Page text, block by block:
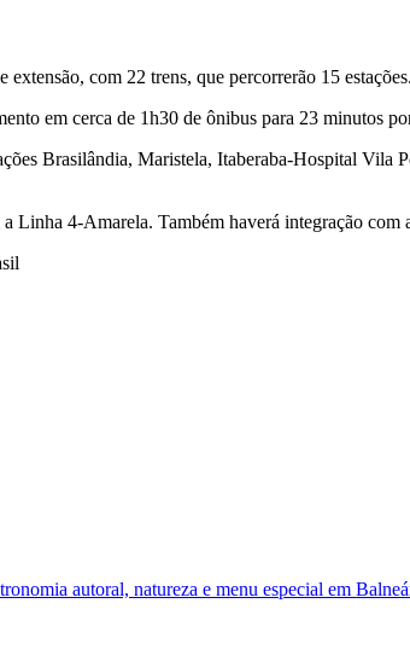
com 22 trens, que percorrerão 15 estações.
em cerca de 1h30 de ônibus para 23 minutos
Brasilândia, Maristela, Itaberaba-Hospital
Linha 4-Amarela. Também haverá integração